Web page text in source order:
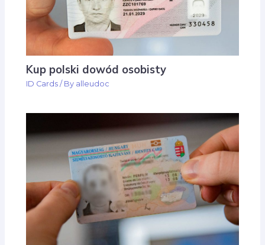
Kup polski dowód osobisty
ID Cards / By alleudoc